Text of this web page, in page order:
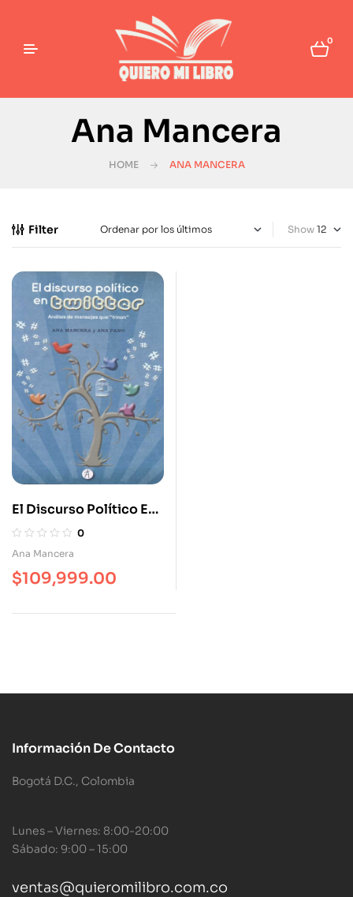
0
Ana Mancera
HOME ANA MANCERA
Filter Show
El Discurso Político En
Twitter. Análisis De
Mensajes Que Trinan
0
Ana Mancera
$109,999.00
Información De Contacto
Bogotá D.C., Colombia
Lunes – Viernes: 8:00-20:00
Sábado: 9:00 – 15:00
ventas@quieromilibro.com.co